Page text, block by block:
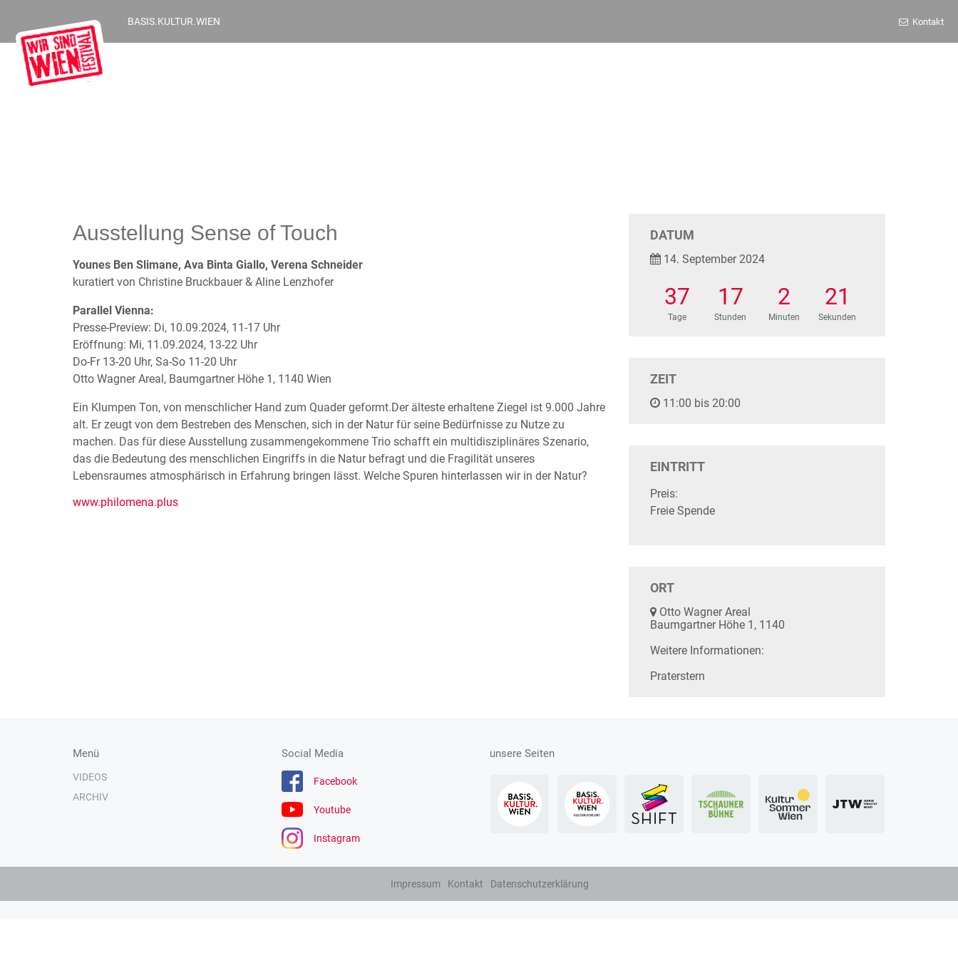
BASIS.KULTUR.WIEN Kontakt
Ausstellung Sense of Touch
Younes Ben Slimane, Ava Binta Giallo, Verena Schneider
kuratiert von Christine Bruckbauer & Aline Lenzhofer
Parallel Vienna:
Presse-Preview: Di, 10.09.2024, 11-17 Uhr
Eröffnung: Mi, 11.09.2024, 13-22 Uhr
Do-Fr 13-20 Uhr, Sa-So 11-20 Uhr
Otto Wagner Areal, Baumgartner Höhe 1, 1140 Wien
Ein Klumpen Ton, von menschlicher Hand zum Quader geformt.Der älteste erhaltene Ziegel ist 9.000 Jahre
alt. Er zeugt von dem Bestreben des Menschen, sich in der Natur für seine Bedürfnisse zu Nutze zu
machen. Das für diese Ausstellung zusammengekommene Trio schafft ein multidisziplinäres Szenario,
das die Bedeutung des menschlichen Eingriffs in die Natur befragt und die Fragilität unseres
Lebensraumes atmosphärisch in Erfahrung bringen lässt. Welche Spuren hinterlassen wir in der Natur?
www.philomena.plus
DATUM
14. September 2024
37
Tage
17
Stunden
2
Minuten
21
Sekunden
ZEIT
11:00 bis 20:00
EINTRITT
Preis:
Freie Spende
ORT
Otto Wagner Areal
Baumgartner Höhe 1, 1140
Weitere Informationen:
Praterstern
Menü
VIDEOS
ARCHIV
Social Media
Facebook
Youtube
Instagram
unsere Seiten
Impressum Kontakt Datenschutzerklärung